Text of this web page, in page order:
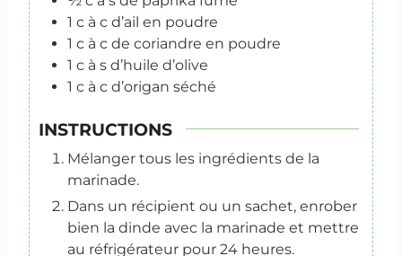
1 c à c d’ail en poudre
1 c à c de coriandre en poudre
1 c à s d’huile d’olive
1 c à c d’origan séché
INSTRUCTIONS
Mélanger tous les ingrédients de la
marinade.
Dans un récipient ou un sachet, enrober
bien la dinde avec la marinade et mettre
au réfrigérateur pour 24 heures.